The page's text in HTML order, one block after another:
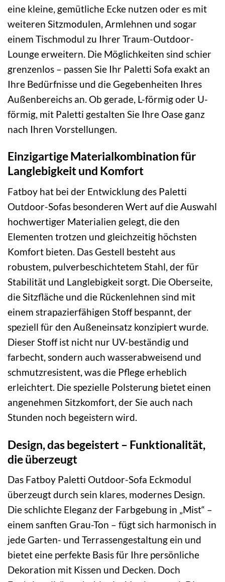
eine kleine, gemütliche Ecke nutzen oder es mit
weiteren Sitzmodulen, Armlehnen und sogar
einem Tischmodul zu Ihrer Traum-Outdoor-
Lounge erweitern. Die Möglichkeiten sind schier
grenzenlos – passen Sie Ihr Paletti Sofa exakt an
Ihre Bedürfnisse und die Gegebenheiten Ihres
Außenbereichs an. Ob gerade, L-förmig oder U-
förmig, mit Paletti gestalten Sie Ihre Oase ganz
nach Ihren Vorstellungen.
Einzigartige Materialkombination für
Langlebigkeit und Komfort
Fatboy hat bei der Entwicklung des Paletti
Outdoor-Sofas besonderen Wert auf die Auswahl
hochwertiger Materialien gelegt, die den
Elementen trotzen und gleichzeitig höchsten
Komfort bieten. Das Gestell besteht aus
robustem, pulverbeschichtetem Stahl, der für
Stabilität und Langlebigkeit sorgt. Die Oberseite,
die Sitzfläche und die Rückenlehnen sind mit
einem strapazierfähigen Stoff bespannt, der
speziell für den Außeneinsatz konzipiert wurde.
Dieser Stoff ist nicht nur UV-beständig und
farbecht, sondern auch wasserabweisend und
schmutzresistent, was die Pflege erheblich
erleichtert. Die spezielle Polsterung bietet einen
angenehmen Sitzkomfort, der Sie auch nach
Stunden noch begeistern wird.
Design, das begeistert – Funktionalität,
die überzeugt
Das Fatboy Paletti Outdoor-Sofa Eckmodul
überzeugt durch sein klares, modernes Design.
Die schlichte Eleganz der Farbgebung in „Mist“ –
einem sanften Grau-Ton – fügt sich harmonisch in
jede Garten- und Terrassengestaltung ein und
bietet eine perfekte Basis für Ihre persönliche
Dekoration mit Kissen und Decken. Doch